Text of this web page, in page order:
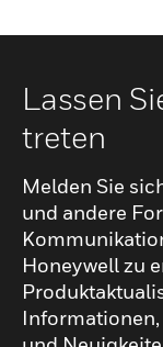
Lassen
treten
Melden Sie
und andere
Honeywell zu
Informationen,